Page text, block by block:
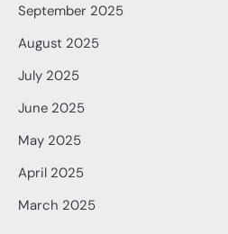
September 2025
August 2025
July 2025
June 2025
May 2025
April 2025
March 2025